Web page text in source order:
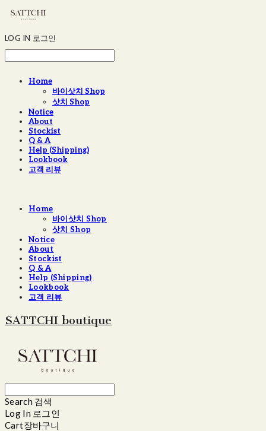
LOG IN 로그인
Home
바이삿치 Shop
삿치 Shop
Notice
About
Stockist
Q & A
Help (Shipping)
Lookbook
고객 리뷰
Home
바이삿치 Shop
삿치 Shop
Notice
About
Stockist
Q & A
Help (Shipping)
Lookbook
고객 리뷰
SATTCHI boutique
Search 검색
Log In 로그인
Cart장바구니